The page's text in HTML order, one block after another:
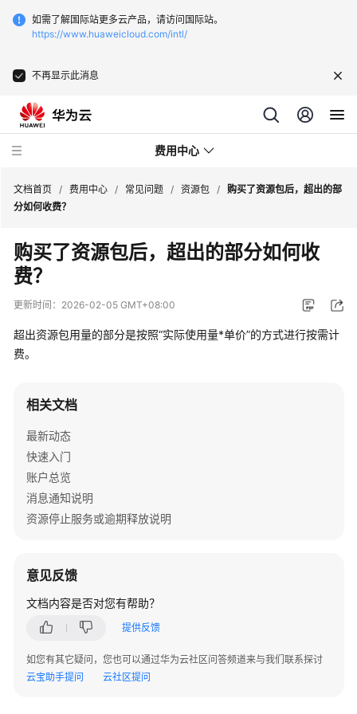
如需了解国际站更多云产品，请访问国际站。
https://www.huaweicloud.com/intl/
不再显示此消息
费用中心
新
动
快
户
指
南
最
佳
API
常
见
文档首页 / 费用中心 / 常见问题 / 资源包 / 购买了资源包后，超出的部
分如何收费？
购买了资源包后，超出的部分如何收
费？
更新时间： 2026-02-05 GMT+08:00
超出资源包用量的部分是按照“实际使用量*单价”的方式进行按需计
费。
相关文档
最新动态
快速入门
账户总览
消息通知说明
资源停止服务或逾期释放说明
意见反馈
文档内容是否对您有帮助？
提供反馈
如您有其它疑问，您也可以通过华为云社区问答频道来与我们联系探讨
云宝助手提问
云社区提问